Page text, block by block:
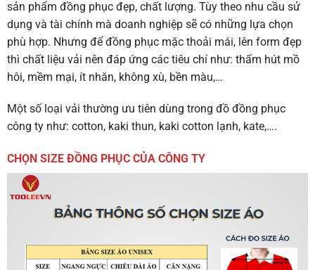
sản phẩm đồng phục đẹp, chất lượng. Tùy theo nhu cầu sử
dụng và tài chính mà doanh nghiệp sẽ có những lựa chọn
phù hợp. Nhưng để đồng phục mặc thoải mái, lên form đẹp
thì chất liệu vải nên đáp ứng các tiêu chí như: thấm hút mồ
hôi, mềm mại, ít nhăn, không xù, bền màu,…
Một số loại vải thường ưu tiên dùng trong đồ đồng phục
công ty như: cotton, kaki thun, kaki cotton lạnh, kate,….
CHỌN SIZE ĐỒNG PHỤC CỦA CÔNG TY